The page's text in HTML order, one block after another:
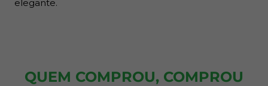
elegante.
QUEM COMPROU, COMPROU